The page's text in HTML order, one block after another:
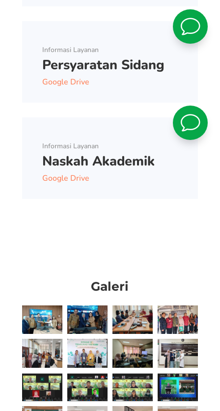
v
Informasi Layanan
Persyaratan Sidang
Google Drive
v
Informasi Layanan
Naskah Akademik
Google Drive
Galeri